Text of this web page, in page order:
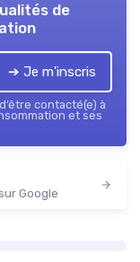
de
➔ Je m'inscris
contacté(e) à
et ses
Google